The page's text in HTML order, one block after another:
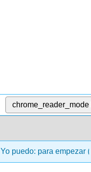
chrome_reader_mode
Yo puedo: para empezar